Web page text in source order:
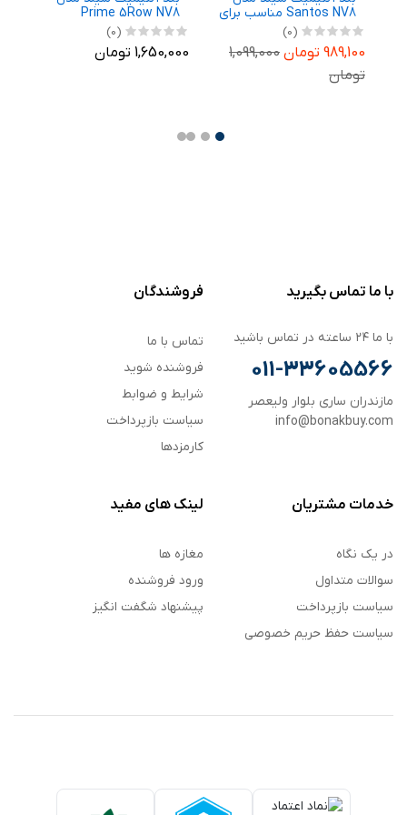
Santos NV8 مناسب برای
ساعت هوشمند
سامسونگ Galaxy Watch
8 40mm
(0)
989,100 تومان
1,099,000
تومان
Prime 5Row NV8
مناسب برای ساعت
هوشمند سامسونگ
Galaxy Watch 8 44mm
(0)
1,650,000 تومان
با ما تماس بگیرید
با ما ۲۴ ساعته در تماس باشید
011-33605566
مازندران ساری بلوار ولیعصر
info@bonakbuy.com
فروشندگان
تماس با ما
فروشنده شوید
شرایط و ضوابط
سیاست بازپرداخت
کارمزدها
خدمات مشتریان
در یک نگاه
سوالات متداول
سیاست بازپرداخت
سیاست حفظ حریم خصوصی
لینک های مفید
مغازه ها
ورود فروشنده
پیشنهاد شگفت انگیز